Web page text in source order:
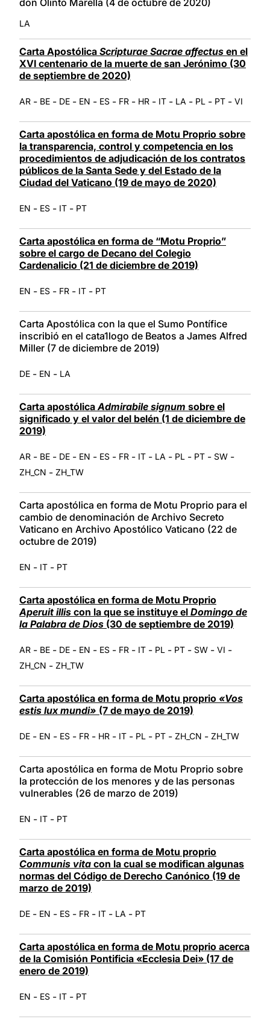
LA
Carta Apostólica Scripturae Sacrae affectus en el
XVI centenario de la muerte de san Jerónimo (30
de septiembre de 2020)
AR - BE - DE - EN - ES - FR - HR - IT - LA - PL - PT - VI
Carta apostólica en forma de Motu Proprio sobre
la transparencia, control y competencia en los
procedimientos de adjudicación de los contratos
públicos de la Santa Sede y del Estado de la
Ciudad del Vaticano (19 de mayo de 2020)
EN - ES - IT - PT
Carta apostólica en forma de “Motu Proprio”
sobre el cargo de Decano del Colegio
Cardenalicio (21 de diciembre de 2019)
EN - ES - FR - IT - PT
Carta Apostólica con la que el Sumo Pontífice
inscribió en el cata1logo de Beatos a James Alfred
Miller (7 de diciembre de 2019)
DE - EN - LA
Carta apostólica Admirabile signum sobre el
significado y el valor del belén (1 de diciembre de
2019)
AR - BE - DE - EN - ES - FR - IT - LA - PL - PT - SW -
ZH_CN - ZH_TW
Carta apostólica en forma de Motu Proprio para el
cambio de denominación de Archivo Secreto
Vaticano en Archivo Apostólico Vaticano (22 de
octubre de 2019)
EN - IT - PT
Carta apostólica en forma de Motu Proprio
Aperuit illis con la que se instituye el Domingo de
la Palabra de Dios (30 de septiembre de 2019)
AR - BE - DE - EN - ES - FR - IT - PL - PT - SW - VI -
ZH_CN - ZH_TW
Carta apostólica en forma de Motu proprio «Vos
estis lux mundi» (7 de mayo de 2019)
DE - EN - ES - FR - HR - IT - PL - PT - ZH_CN - ZH_TW
Carta apostólica en forma de Motu Proprio sobre
la protección de los menores y de las personas
vulnerables (26 de marzo de 2019)
EN - IT - PT
Carta apostólica en forma de Motu proprio
Communis vita con la cual se modifican algunas
normas del Código de Derecho Canónico (19 de
marzo de 2019)
DE - EN - ES - FR - IT - LA - PT
Carta apostólica en forma de Motu proprio acerca
de la Comisión Pontificia «Ecclesia Dei» (17 de
enero de 2019)
EN - ES - IT - PT